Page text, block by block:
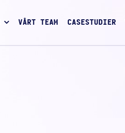
VÅRT TEAM CASESTUDIER